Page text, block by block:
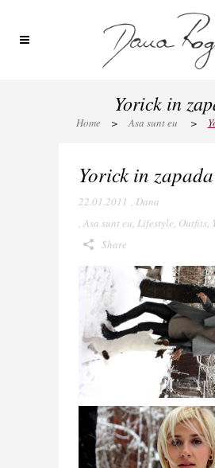
Yorick in
Home > Asa sunt eu >
Yorick in zapada
22.01.2011 , Dana
, Asa sunt eu, Lifestyle, Outfits,
Share